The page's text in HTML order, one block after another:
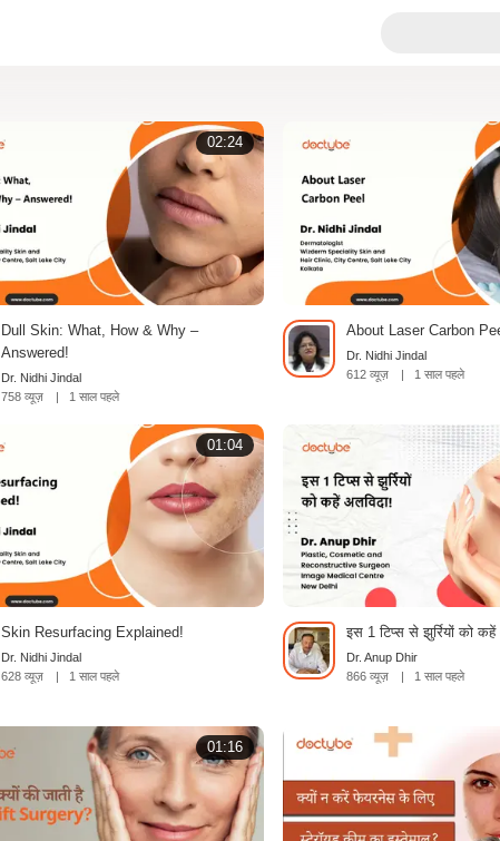
02:24
Dull Skin: What, How & Why –
Answered!
Dr. Nidhi Jindal
758 व्यूज़
| 1 साल पहले
About Laser Carbon
Dr. Nidhi Jindal
612 व्यूज़
| 1 साल पहले
01:04
Skin Resurfacing Explained!
Dr. Nidhi Jindal
628 व्यूज़
| 1 साल पहले
इस 1 टिप्स से झुर्रियों को कहें
Dr. Anup Dhir
866 व्यूज़
| 1 साल पहले
01:16